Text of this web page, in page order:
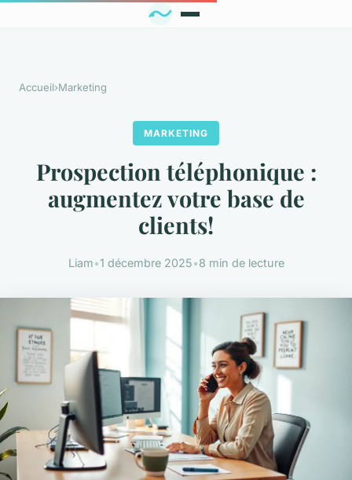
Accueil›Marketing
MARKETING
Prospection téléphonique :
augmentez votre base de
clients!
Liam•1 décembre 2025•8 min de lecture